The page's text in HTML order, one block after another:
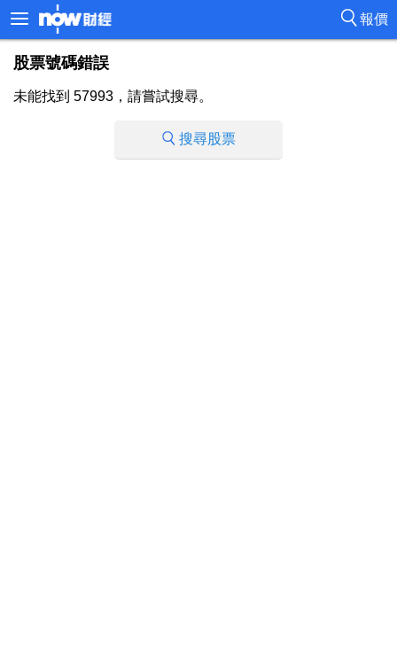
報價
股票號碼錯誤
未能找到 57993，請嘗試搜尋。
搜尋股票